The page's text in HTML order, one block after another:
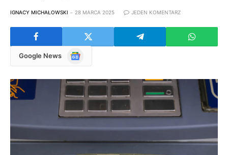
IGNACY MICHAŁOWSKI 28 MARCA 2025 JEDEN KOMENTARZ
Google News
Google